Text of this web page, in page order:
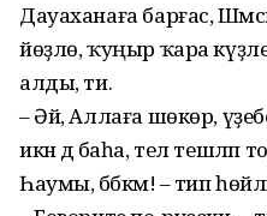
Дауаханаға барғас,
йөҙлө, ҡуңыр ҡара
алды, ти.
– Әй, Аллаға шөкөр,
икән дә баһа, тел тешләп
Һаумы, бәбкәм! – тип